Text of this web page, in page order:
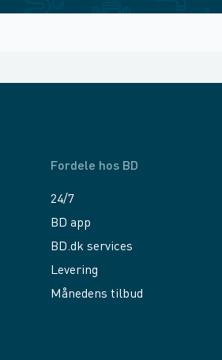
Fordele hos BD
24/7
BD app
BD.dk services
Levering
Månedens tilbud